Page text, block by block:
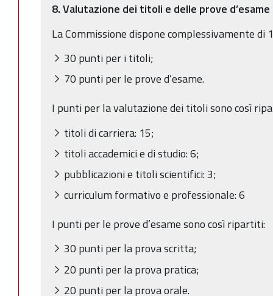
8.Valutazione dei titoli e delle prove d’esame
La Commissione dispone complessivamente
30 punti per i titoli;
70 punti per le prove d’esame.
I punti per la valutazione dei titoli sono così
titoli di carriera: 15;
titoli accademici e di studio: 6;
pubblicazioni e titoli scientifici: 3;
curriculum formativo e professionale: 6
I punti per le prove d’esame sono così ripartiti:
30 punti per la prova scritta;
20 punti per la prova pratica;
20 punti per la prova orale.